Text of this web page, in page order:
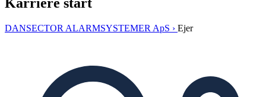
DANSECTOR ALARMSYSTEMER ApS › Ejer